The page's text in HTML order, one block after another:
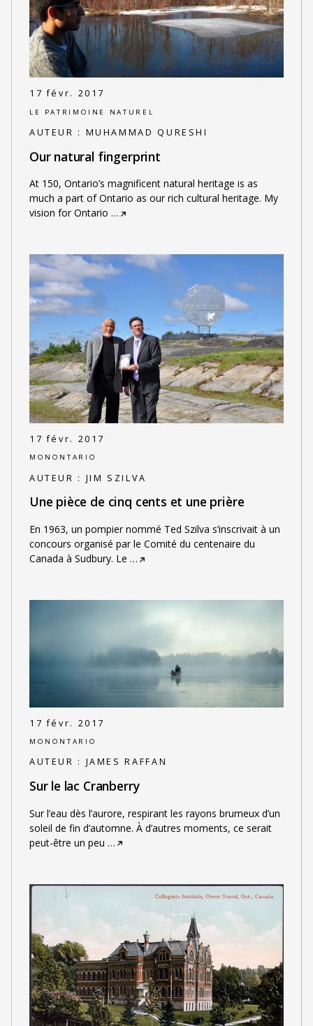
17 févr. 2017
LE PATRIMOINE NATUREL
AUTEUR : MUHAMMAD QURESHI
Our natural fingerprint
At 150, Ontario’s magnificent natural heritage is as
much a part of Ontario as our rich cultural heritage. My
vision for Ontario …
17 févr. 2017
MONONTARIO
AUTEUR : JIM SZILVA
Une pièce de cinq cents et une prière
En 1963, un pompier nommé Ted Szilva s’inscrivait à un
concours organisé par le Comité du centenaire du
Canada à Sudbury. Le …
17 févr. 2017
MONONTARIO
AUTEUR : JAMES RAFFAN
Sur le lac Cranberry
Sur l’eau dès l’aurore, respirant les rayons brumeux d’un
soleil de fin d’automne. À d’autres moments, ce serait
peut-être un peu …